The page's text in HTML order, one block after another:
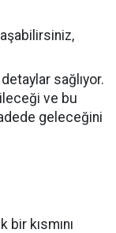
sağlıyor.
ve bu
geleceğini
kısmını